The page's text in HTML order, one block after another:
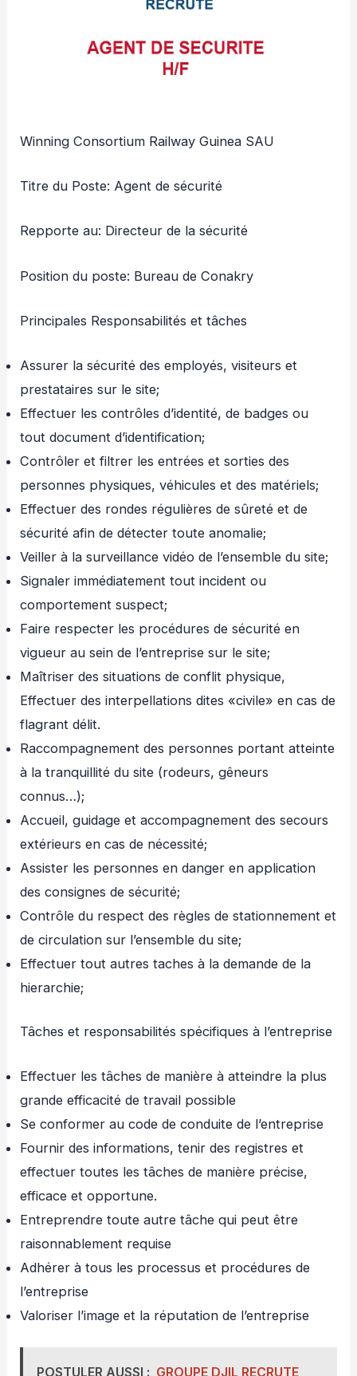
Winning Consortium Railway Guinea SAU
Titre du Poste: Agent de sécurité
Repporte au: Directeur de la sécurité
Position du poste: Bureau de Conakry
Principales Responsabilités et tâches
Assurer la sécurité des employés, visiteurs et
prestataires sur le site;
Effectuer les contrôles d’identité, de badges ou
tout document d’identification;
Contrôler et filtrer les entrées et sorties des
personnes physiques, véhicules et des matériels;
Effectuer des rondes régulières de sûreté et de
sécurité afin de détecter toute anomalie;
Veiller à la surveillance vidéo de l’ensemble du site;
Signaler immédiatement tout incident ou
comportement suspect;
Faire respecter les procédures de sécurité en
vigueur au sein de l’entreprise sur le site;
Maîtriser des situations de conflit physique,
Effectuer des interpellations dites «civile» en cas de
flagrant délit.
Raccompagnement des personnes portant atteinte
à la tranquillité du site (rodeurs, gêneurs
connus…);
Accueil, guidage et accompagnement des secours
extérieurs en cas de nécessité;
Assister les personnes en danger en application
des consignes de sécurité;
Contrôle du respect des règles de stationnement et
de circulation sur l’ensemble du site;
Effectuer tout autres taches à la demande de la
hierarchie;
Tâches et responsabilités spécifiques à l’entreprise
Effectuer les tâches de manière à atteindre la plus
grande efficacité de travail possible
Se conformer au code de conduite de l’entreprise
Fournir des informations, tenir des registres et
effectuer toutes les tâches de manière précise,
efficace et opportune.
Entreprendre toute autre tâche qui peut être
raisonnablement requise
Adhérer à tous les processus et procédures de
l’entreprise
Valoriser l’image et la réputation de l’entreprise
POSTULER AUSSI : GROUPE DJIL RECRUTE